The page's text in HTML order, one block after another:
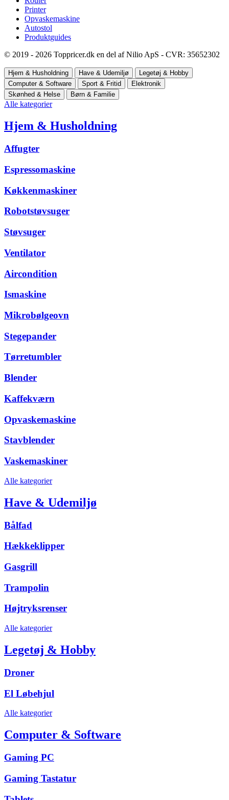
Printer
Opvaskemaskine
Autostol
Produktguides
© 2019 - 2026 Toppricer.dk en del af Nilio ApS - CVR: 35652302
Hjem & Husholdning Have & Udemiljø
Legetøj & Hobby
Computer & Software
Sport & Fritid
Elektronik
Skønhed & Helse
Børn & Familie
Alle kategorier
Hjem & Husholdning
Affugter
Espressomaskine
Køkkenmaskiner
Robotstøvsuger
Støvsuger
Ventilator
Aircondition
Ismaskine
Mikrobølgeovn
Stegepander
Tørretumbler
Blender
Kaffekværn
Opvaskemaskine
Stavblender
Vaskemaskiner
Alle kategorier
Have & Udemiljø
Bålfad
Hækkeklipper
Gasgrill
Trampolin
Højtryksrenser
Alle kategorier
Legetøj & Hobby
Droner
El Løbehjul
Alle kategorier
Computer & Software
Gaming PC
Gaming Tastatur